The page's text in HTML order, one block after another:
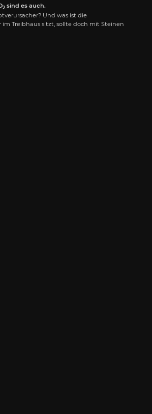
2 sind es auch.
Und was ist die
im Treibhaus sitzt, sollte doch mit Steinen